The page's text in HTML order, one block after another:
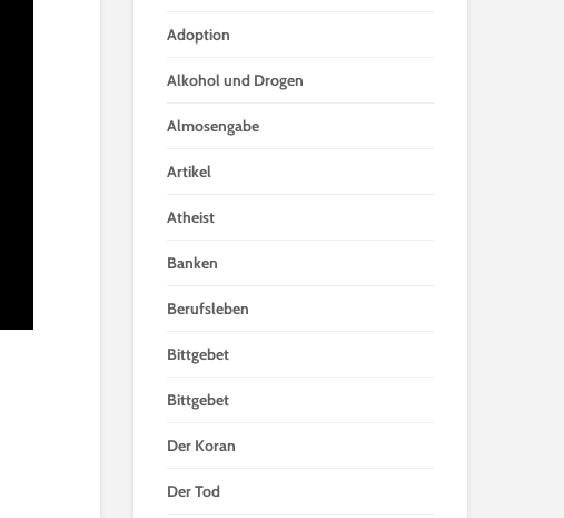
Adoption
Alkohol und Drogen
Almosengabe
Artikel
Atheist
Banken
Berufsleben
Bittgebet
Bittgebet
Der Koran
Der Tod